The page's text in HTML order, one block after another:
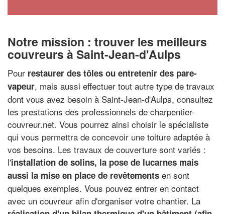
Notre mission : trouver les meilleurs
couvreurs à Saint-Jean-d'Aulps
Pour restaurer des tôles ou entretenir des pare-
vapeur, mais aussi effectuer tout autre type de travaux
dont vous avez besoin à Saint-Jean-d'Aulps, consultez
les prestations des professionnels de charpentier-
couvreur.net. Vous pourrez ainsi choisir le spécialiste
qui vous permettra de concevoir une toiture adaptée à
vos besoins. Les travaux de couverture sont variés :
l'installation de solins, la pose de lucarnes mais
aussi la mise en place de revêtements en sont
quelques exemples. Vous pouvez entrer en contact
avec un couvreur afin d'organiser votre chantier. La